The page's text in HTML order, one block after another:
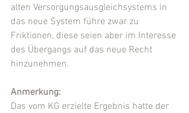
alten Versorgungsausgleichsystems in
das neue System führe zwar zu
Friktionen, diese seien aber im Interesse
des Übergangs auf das neue Recht
hinzunehmen.
Anmerkung:
Das vom KG erzielte Ergebnis hatte der